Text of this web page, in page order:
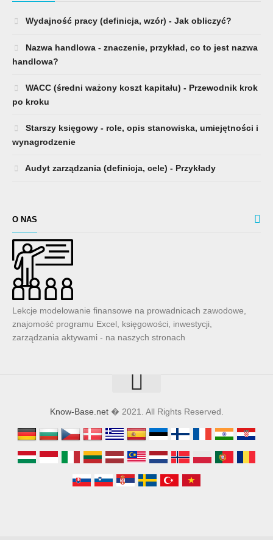
Wydajność pracy (definicja, wzór) - Jak obliczyć?
Nazwa handlowa - znaczenie, przykład, co to jest nazwa
handlowa?
WACC (średni ważony koszt kapitału) - Przewodnik krok
po kroku
Starszy księgowy - role, opis stanowiska, umiejętności i
wynagrodzenie
Audyt zarządzania (definicja, cele) - Przykłady
O NAS
Lekcje modelowanie finansowe na prowadnicach zawodowe,
znajomość programu Excel, księgowości, inwestycji,
zarządzania aktywami - na naszych stronach
Know-Base.net� 2021. All Rights Reserved.